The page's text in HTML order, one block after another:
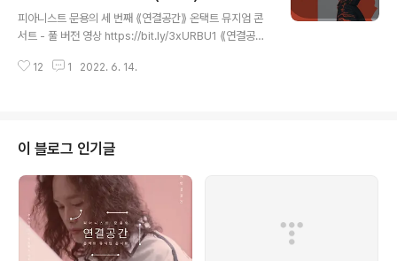
yong) [ 전시 ] 아르코미술관 ⟪횡단하는 물질의 세계⟫ 𝓝
𝓸𝓽𝓱𝓲𝓷𝓰 𝙈𝙖𝙠𝙚𝙨 𝐼𝑡𝑠𝑒𝑙𝑓 2021. 9.17 - 12.12 [ 공연 협력
] 큐레이터 차승주 코디네이터 이시재 인턴 ..
피아니스트 문용의 세 번째 ⟪연결공간⟫ 온택트 뮤지엄 콘
서트 - 풀 버전 영상 https://bit.ly/3xURBU1 ⟪연결공간:
이 https://spoti.fi/3anJhoo 애플뮤직 https://apple.
서두리 촬영보조 임오성, 최인성 영상 재편집 문용(moon
yong) [ 전시 ] 아르코미술관 ⟪횡단하는 물질의 세계⟫ 𝓝
𝓸𝓽𝓱𝓲𝓷𝓰 𝙈𝙖𝙠𝙚𝙨 𝐼𝑡𝑠𝑒𝑙𝑓 2021. 9.17 - 12.12 [ 공연 협력
] 큐레이터 차승주 코디네이터 이시재 인턴 ..
12 1 2022. 6. 14.
이 블로그 인기글